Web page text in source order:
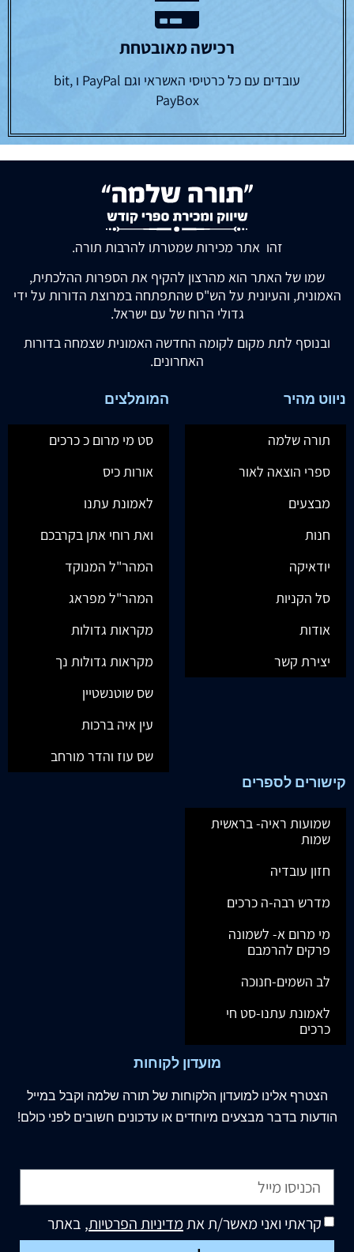
רכישה מאובטחת
עובדים עם כל כרטיסי האשראי וגם PayPal ו bit,
PayBox
זהו אתר מכירות שמטרתו להרבות תורה.
שמו של האתר הוא מהרצון להקיף את הספרות ההלכתית,
האמונית, והעיונית על הש"ס שהתפתחה במרוצת הדורות על ידי
גדולי הרוח של עם ישראל.
ובנוסף לתת מקום לקומה החדשה האמונית שצמחה בדורות
האחרונים.
ניווט מהיר
תורה שלמה
ספרי הוצאה לאור
מבצעים
חנות
יודאיקה
סל הקניות
אודות
יצירת קשר
המומלצים
סט מי מרום כ כרכים
אורות כיס
לאמונת עתנו
ואת רוחי אתן בקרבכם
המהר"ל המנוקד
המהר"ל מפראג
מקראות גדולות
מקראות גדולות נך
שס שוטנשטיין
עין איה ברכות
שס עוז והדר מורחב
קישורים לספרים
שמועות ראיה- בראשית
שמות
חזון עובדיה
מדרש רבה-ה כרכים
מי מרום א- לשמונה
פרקים להרמבם
לב השמים-חנוכה
לאמונת עתנו-סט חי
כרכים
מועדון לקוחות
הצטרף אלינו למועדון הלקוחות של תורה שלמה וקבל במייל
הודעות בדבר מבצעים מיוחדים או עדכונים חשובים לפני כולם!
קראתי ואני מאשר/ת אתמדיניות הפרטיות, באתר